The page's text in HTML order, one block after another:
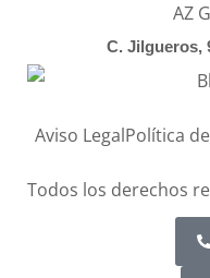
AZ
C. Jilgueros,
Aviso LegalPolítica
Todos los derechos